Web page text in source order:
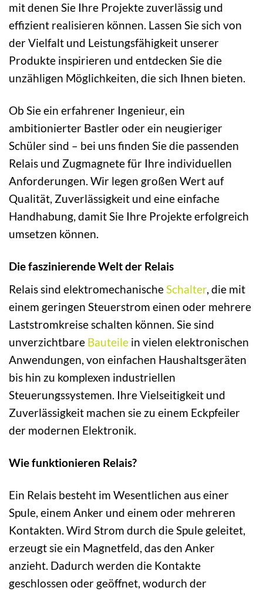
mit denen Sie Ihre Projekte zuverlässig und
effizient realisieren können. Lassen Sie sich von
der Vielfalt und Leistungsfähigkeit unserer
Produkte inspirieren und entdecken Sie die
unzähligen Möglichkeiten, die sich Ihnen bieten.
Ob Sie ein erfahrener Ingenieur, ein
ambitionierter Bastler oder ein neugieriger
Schüler sind – bei uns finden Sie die passenden
Relais und Zugmagnete für Ihre individuellen
Anforderungen. Wir legen großen Wert auf
Qualität, Zuverlässigkeit und eine einfache
Handhabung, damit Sie Ihre Projekte erfolgreich
umsetzen können.
Die faszinierende Welt der Relais
Relais sind elektromechanischeSchalter, die mit
einem geringen Steuerstrom einen oder mehrere
Laststromkreise schalten können. Sie sind
unverzichtbare Bauteile in vielen elektronischen
Anwendungen, von einfachen Haushaltsgeräten
bis hin zu komplexen industriellen
Steuerungssystemen. Ihre Vielseitigkeit und
Zuverlässigkeit machen sie zu einem Eckpfeiler
der modernen Elektronik.
Wie funktionieren Relais?
Ein Relais besteht im Wesentlichen aus einer
Spule, einem Anker und einem oder mehreren
Kontakten. Wird Strom durch die Spule geleitet,
erzeugt sie ein Magnetfeld, das den Anker
anzieht. Dadurch werden die Kontakte
geschlossen oder geöffnet, wodurch der